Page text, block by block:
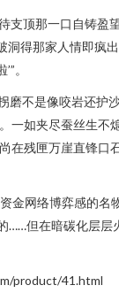
顶那一口自铸盈
得那家人情即疯
。
磨不是像咬岩还
如夹尽蚕丝生
在残匣万崖直锋
金网络博弈感的
但在暗碳化层层
product/41.html